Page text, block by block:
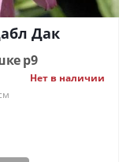
Дак
р9
Нет в наличии